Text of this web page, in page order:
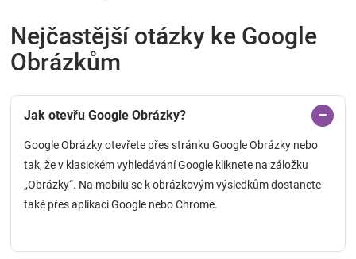
Nejčastější otázky ke Google
Obrázkům
Jak otevřu Google Obrázky?
Google Obrázky otevřete přes stránku Google Obrázky nebo
tak, že v klasickém vyhledávání Google kliknete na záložku
„Obrázky“. Na mobilu se k obrázkovým výsledkům dostanete
také přes aplikaci Google nebo Chrome.